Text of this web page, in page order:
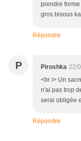
prendre
gros bisous
Répondre
P Piroshka 22/
<br /> Un
n'ai pas trop
serai obligée
Répondre